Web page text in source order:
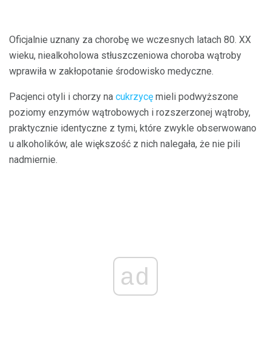
Oficjalnie uznany za chorobę we wczesnych latach 80. XX
wieku, niealkoholowa stłuszczeniowa choroba wątroby
wprawiła w zakłopotanie środowisko medyczne.
Pacjenci otyli i chorzy na cukrzycę mieli podwyższone
poziomy enzymów wątrobowych i rozszerzonej wątroby,
praktycznie identyczne z tymi, które zwykle obserwowano
u alkoholików, ale większość z nich nalegała, że ​​nie pili
nadmiernie.
ad